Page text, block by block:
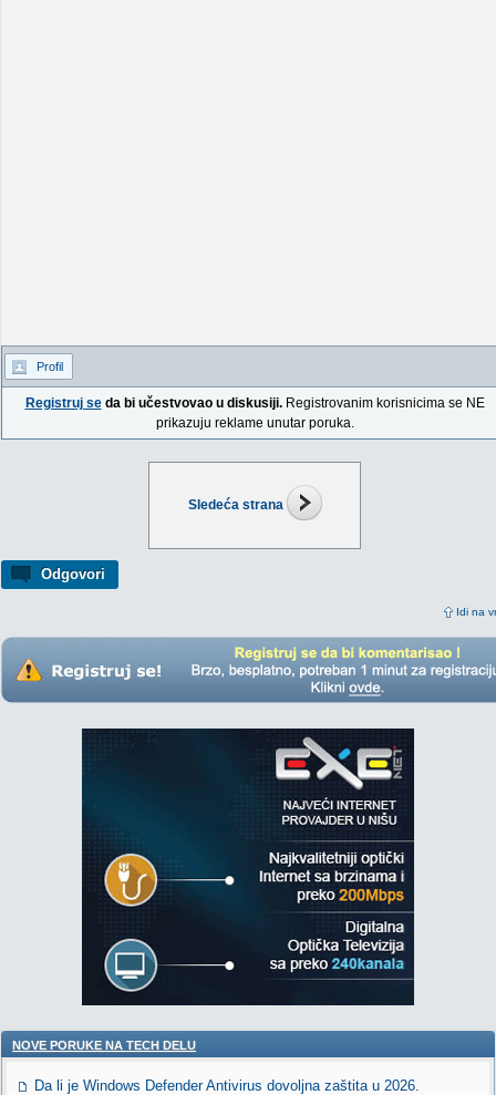
Sledeća strana
Odgovori
Idi na
Profil
Registruj seda bi učestvovao u diskusiji.Registrovanim korisnicima se NE
prikazuju reklame unutar poruka.
NOVE PORUKE NA TECH DELU
Da li je Windows Defender Antivirus dovoljna zaštita u 2026.